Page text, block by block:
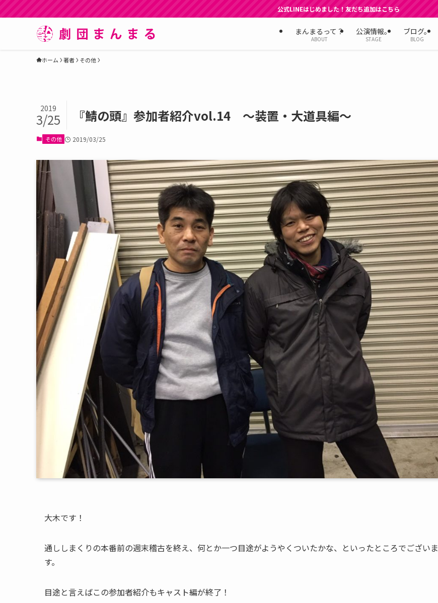
公式LINEはじめました！友だち追加はこちら
まんまるって？
ABOUT
公演情報。
STAGE
ブログ。
BLOG
ホーム 著者 その他
『鯖の頭』参加者紹介vol.14 ～装置・大道具編～
2019
3/25
その他 2019/03/25
大木です！
通ししまくりの本番前の週末稽古を終え、何とか一つ目途がようやくついたかな、といったところでございま
す。
目途と言えばこの参加者紹介もキャスト編が終了！